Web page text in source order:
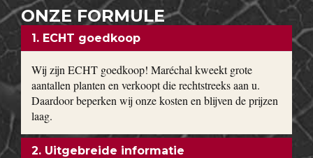
ONZE FORMULE
1. ECHT goedkoop
Wij zijn ECHT goedkoop! Maréchal kweekt grote
aantallen planten en verkoopt die rechtstreeks aan u.
Daardoor beperken wij onze kosten en blijven de prijzen
laag.
2. Uitgebreide informatie